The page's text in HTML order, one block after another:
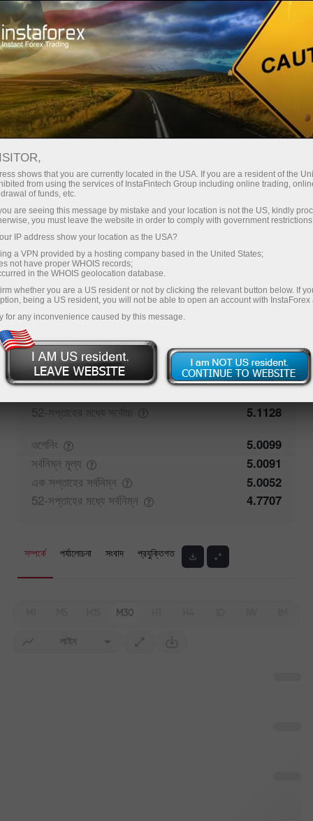
ট্রেডারদের জন্য ট্রেডিংয়ের শর্তাবলী GBPPLN
GBPPLN
5.0172 (%) 06 Aug 2026 08:19
ক্রয়
5.0172
বিক্রয়
100% ট্রেডারদের প্রতিক্রিয়া 0%
ক্লোজিং
5.01
সর্বোচ্চমূল্য
5.017
52-সপ্তাহের মধ্যে সর্বোচ্চ
5.1128
ওপেনিং
5.0099
সর্বনিম্ন মূল্য
5.0091
এক সপ্তাহের সর্বনিম্ন
5.0052
52-সপ্তাহের মধ্যে সর্বনিম্ন 4.7707
সম্পর্কে পর্যালোচনা সংবাদ প্রযুক্তিগত
M30
লাইন
shows that you are currently located in the USA. If you are a resident of the
from using the services of InstaFintech Group including online trading,
of funds, etc.
are seeing this message by mistake and your location is not the US, kindly
you must leave the website in order to comply with government
IP address show your location as the USA?
a VPN provided by a hosting company based in the United States;
not have proper WHOIS records;
in the WHOIS geolocation database.
whether you are a US resident or not by clicking the relevant button below. If
being a US resident, you will not be able to open an account with InstaForex
for any inconvenience caused by this message.